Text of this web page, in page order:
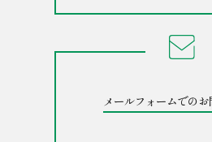
メールフォームでの